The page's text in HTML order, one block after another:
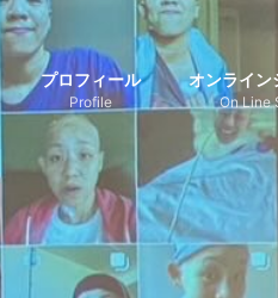
プロフィール
Profile
オンライン
On Line